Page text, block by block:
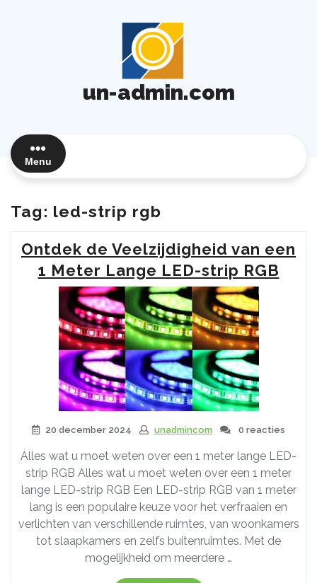
un-admin.com
Menu
Tag: led-strip rgb
Ontdek de Veelzijdigheid van een
1 Meter Lange LED-strip RGB
20 december 2024 unadmincom 0 reacties
Alles wat u moet weten over een 1 meter lange LED-
strip RGB Alles wat u moet weten over een 1 meter
lange LED-strip RGB Een LED-strip RGB van 1 meter
lang is een populaire keuze voor het verfraaien en
verlichten van verschillende ruimtes, van woonkamers
tot slaapkamers en zelfs buitenruimtes. Met de
mogelijkheid om meerdere …